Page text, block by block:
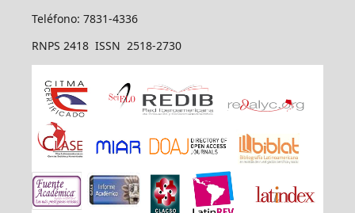
Teléfono: 7831-4336
RNPS 2418 ISSN 2518-2730